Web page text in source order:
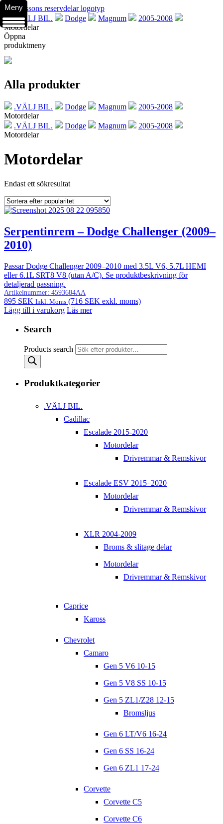
.VÄLJ BIL. Dodge Magnum
2005-2008
Motordelar
Öppna
produktmeny
Alla produkter
.VÄLJ BIL. Dodge Magnum
2005-2008
Motordelar
.VÄLJ BIL.
Dodge Magnum
2005-2008
Motordelar
Motordelar
Endast ett sökresultat
Serpentinrem – Dodge Challenger (2009–
2010)
Passar Dodge Challenger 2009–2010 med 3.5L V6, 5.7L HEMI
eller 6.1L SRT8 V8 (utan A/C). Se produktbeskrivning för
detaljerad passning.
Artikelnummer: 4593684AA
895 SEK Inkl. Moms (716 SEK exkl. moms)
Lägg till i varukorg Läs mer
Search
Products search
Produktkategorier
.VÄLJ BIL.
Cadillac
Escalade 2015-2020
Motordelar
Drivremmar & Remskivor
Escalade ESV 2015–2020
Motordelar
Drivremmar & Remskivor
XLR 2004-2009
Broms & slitage delar
Motordelar
Drivremmar & Remskivor
Caprice
Kaross
Chevrolet
Camaro
Gen 5 V6 10-15
Gen 5 V8 SS 10-15
Gen 5 ZL1/Z28 12-15
Bromsljus
Gen 6 LT/V6 16-24
Gen 6 SS 16-24
Gen 6 ZL1 17-24
Corvette
Corvette C5
Corvette C6
Meny